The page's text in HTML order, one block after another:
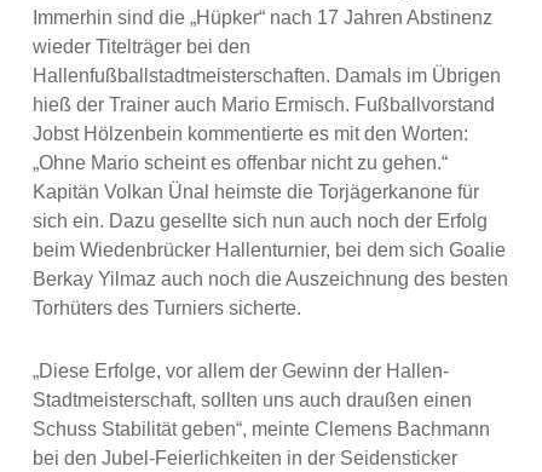
Immerhin sind die „Hüpker“ nach 17 Jahren Abstinenz
wieder Titelträger bei den
Hallenfußballstadtmeisterschaften. Damals im Übrigen
hieß der Trainer auch Mario Ermisch. Fußballvorstand
Jobst Hölzenbein kommentierte es mit den Worten:
„Ohne Mario scheint es offenbar nicht zu gehen.“
Kapitän Volkan Ünal heimste die Torjägerkanone für
sich ein. Dazu gesellte sich nun auch noch der Erfolg
beim Wiedenbrücker Hallenturnier, bei dem sich Goalie
Berkay Yilmaz auch noch die Auszeichnung des besten
Torhüters des Turniers sicherte.
„Diese Erfolge, vor allem der Gewinn der Hallen-
Stadtmeisterschaft, sollten uns auch draußen einen
Schuss Stabilität geben“, meinte Clemens Bachmann
bei den Jubel-Feierlichkeiten in der Seidensticker